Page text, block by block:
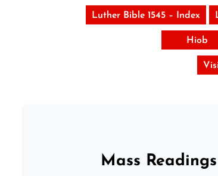
Luther Bible 1545 – Index
Hiob
Mass